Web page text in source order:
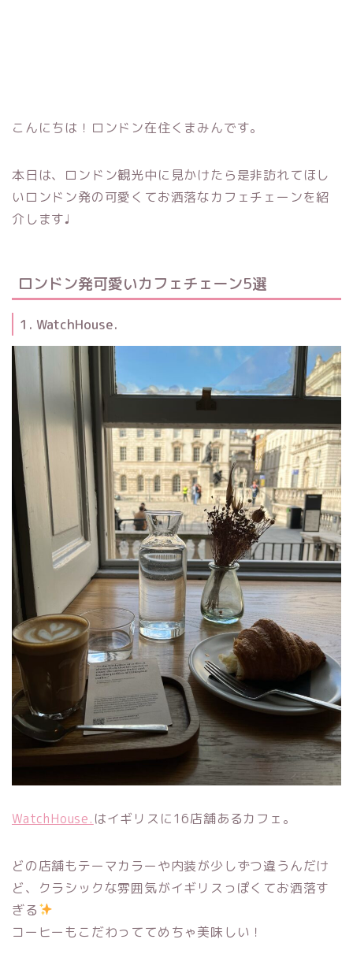
こんにちは！ロンドン在住くまみんです。
本日は、ロンドン観光中に見かけたら是非訪れてほし
いロンドン発の可愛くてお洒落なカフェチェーンを紹
介します♩
ロンドン発可愛いカフェチェーン5選
1. WatchHouse.
WatchHouse. はイギリスに16店舗あるカフェ。
どの店舗もテーマカラーや内装が少しずつ違うんだけ
ど、クラシックな雰囲気がイギリスっぽくてお洒落す
ぎる
コーヒーもこだわっててめちゃ美味しい！